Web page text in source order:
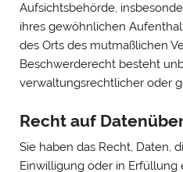
Aufsichtsbehörde,
ihres gewöhnlichen
des Orts des mutmaßlichen
Beschwerderecht besteht
verwaltungsrechtlicher oder
Recht auf
Sie haben das Recht, Daten,
Einwilligung oder in Erfüllung